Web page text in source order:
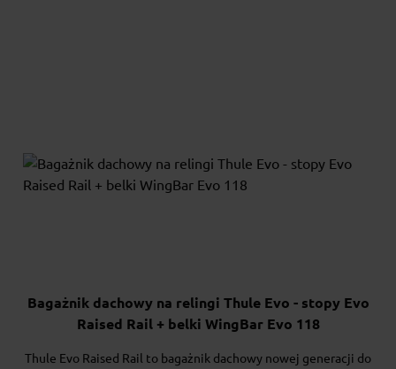
Bagażnik dachowy na relingi Thule Evo - stopy Evo
Raised Rail + belki WingBar Evo 118
Thule Evo Raised Rail to bagażnik dachowy nowej generacji do